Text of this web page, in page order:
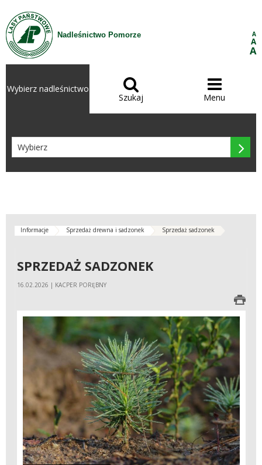
Przejdź do treści
Nadleśnictwo Pomorze A
A
A
Wybierz nadleśnictwo 
Szukaj

Menu

Informacje Sprzedaż drewna i sadzonek Sprzedaż sadzonek
SPRZEDAŻ SADZONEK
16.02.2026 | KACPER PORĘBNY